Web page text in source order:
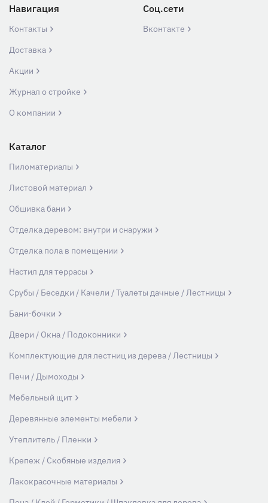
Навигация
Контакты
Доставка
Акции
Журнал о стройке
О компании
Соц.сети
Вконтакте
Каталог
Пиломатериалы
Листовой материал
Обшивка бани
Отделка деревом: внутри и снаружи
Отделка пола в помещении
Настил для террасы
Срубы / Беседки / Качели / Туалеты дачные / Лестницы
Бани-бочки
Двери / Окна / Подоконники
Комплектующие для лестниц из дерева / Лестницы
Печи / Дымоходы
Мебельный щит
Деревянные элементы мебели
Утеплитель / Пленки
Крепеж / Скобяные изделия
Лакокрасочные материалы